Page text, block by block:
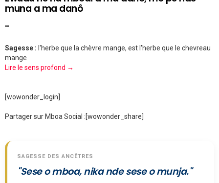
muna a ma danô
""
Sagesse : l'herbe que la chèvre mange, est l'herbe que le chevreau
mange
Lire le sens profond →
[wowonder_login]
Partager sur Mboa Social :[wowonder_share]
SAGESSE DES ANCÊTRES
"Sese o mboa, nika nde sese o munja."